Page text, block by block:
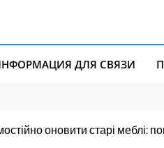
ДЛЯ СВЯЗИ
оновити старі меблі: